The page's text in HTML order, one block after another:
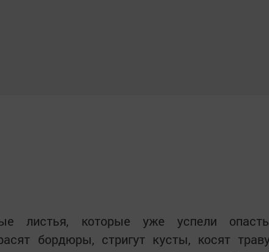
листья, которые уже успели
бордюры, стригут кусты, косят